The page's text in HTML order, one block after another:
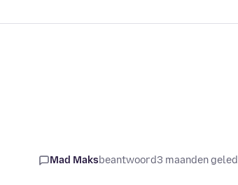
Mad Maksbeantwoord3 maanden